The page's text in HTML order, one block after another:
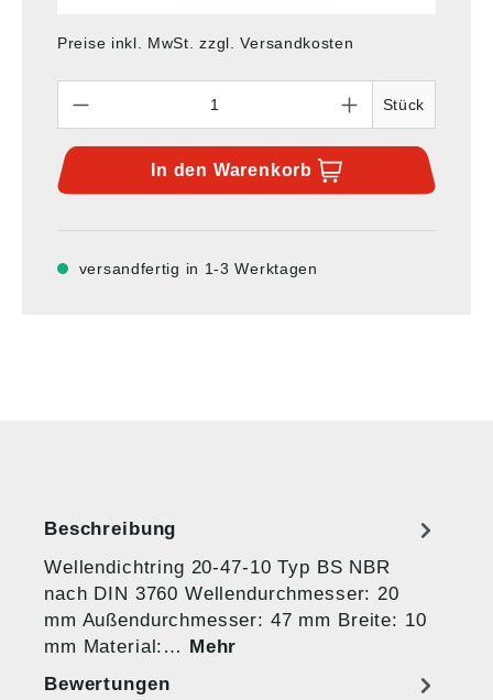
Preise inkl. MwSt. zzgl. Versandkosten
Stück
In den Warenkorb
versandfertig in 1-3 Werktagen
Beschreibung
Wellendichtring 20-47-10 Typ BS NBR
nach DIN 3760 Wellendurchmesser: 20
mm Außendurchmesser: 47 mm Breite: 10
mm Material:… Mehr
Bewertungen